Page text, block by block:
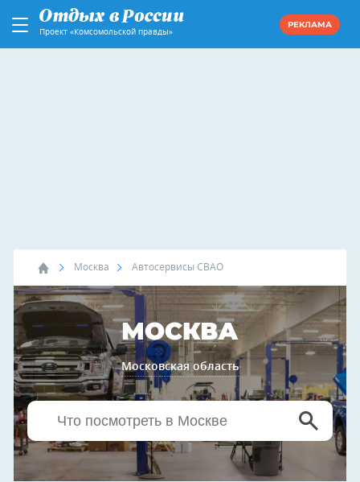
Проект «Комсомольской правды»
РЕКЛАМА
Москва Автосервисы СВАО
МОСКВА
Московская область